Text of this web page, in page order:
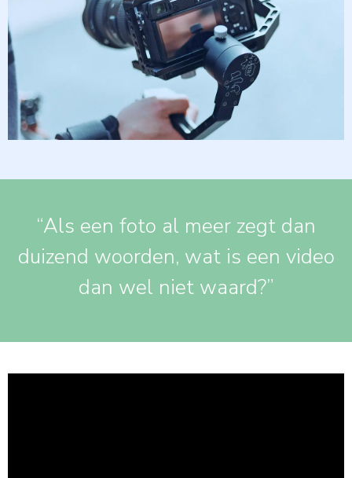
“Als een foto al meer zegt dan
duizend woorden, wat is een video
dan wel niet waard?”